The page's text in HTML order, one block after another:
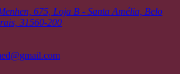
675, Loja B - Santa Amélia, Belo
31560-200